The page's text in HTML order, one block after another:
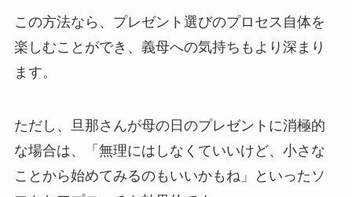
この方法なら、プレゼント選びのプロセス自体を
楽しむことができ、義母への気持ちもより深まり
ます。
ただし、旦那さんが母の日のプレゼントに消極的
な場合は、「無理にはしなくていいけど、小さな
ことから始めてみるのもいいかもね」といったソ